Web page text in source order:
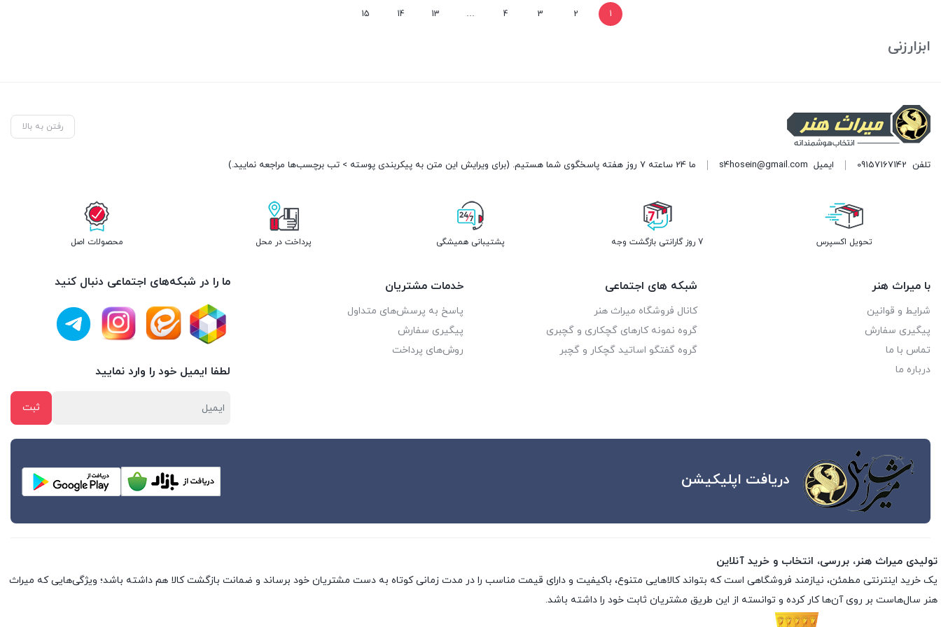
1
2
3
4
…
13
14
15
ابزارزنی
رفتن به بالا
تلفن 09157167142 ایمیل s4hosein@gmail.com ما 24 ساعته 7 روز هفته پاسخگوی شما هستیم. (برای ویرایش این متن به پیکربندی پوسته > تب برچسب‌ها مراجعه نمایید.)
تحویل اکسپرس 7 روز گارانتی بازگشت وجه پشتیبانی همیشگی پرداخت در محل محصولات اصل
با میراث هنر
شرایط و قوانین
پیگیری سفارش
تماس با ما
درباره ما
شبکه های اجتماعی
کانال فروشگاه میراث هنر
گروه نمونه کارهای گچکاری و گچبری
گروه گفتگو اساتید گچکار و گچبر
خدمات مشتریان
پاسخ به پرسش‌های متداول
پیگیری سفارش
روش‌های پرداخت
ما را در شبکه‌های اجتماعی دنبال کنید
لطفا ایمیل خود را وارد نمایید
دریافت اپلیکیشن
تولیدی میراث هنر، بررسی، انتخاب و خرید آنلاین
یک خرید اینترنتی مطمئن، نیازمند فروشگاهی است که بتواند کالاهایی متنوع، باکیفیت و دارای قیمت مناسب را در مدت زمانی کوتاه به دست مشتریان خود برساند و ضمانت بازگشت کالا هم داشته باشد؛ ویژگی‌هایی که میراث
هنر سال‌هاست بر روی آن‌ها کار کرده و توانسته از این طریق مشتریان ثابت خود را داشته باشد.